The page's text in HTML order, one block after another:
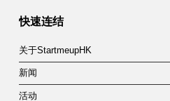
快速连结
关于StartmeupHK
新闻
活动